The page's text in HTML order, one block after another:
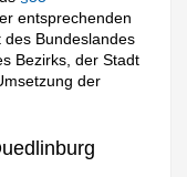
entsprechenden
des Bundeslandes
Bezirks, der Stadt
der